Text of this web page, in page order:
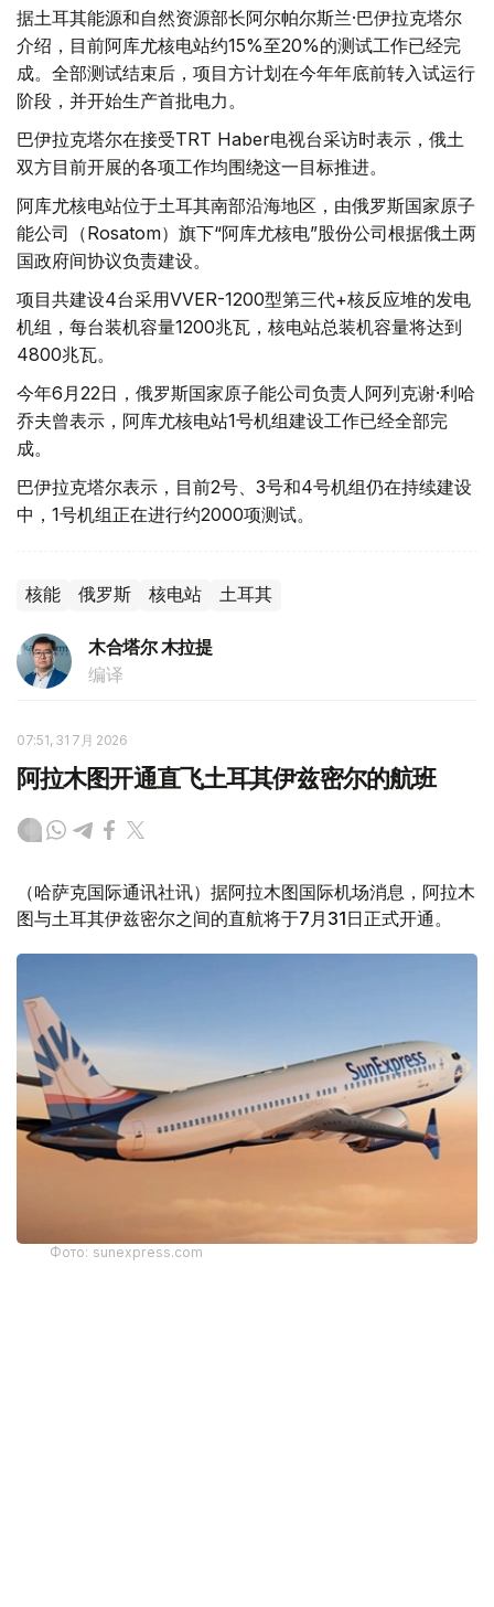
据土耳其能源和自然资源部长阿尔帕尔斯兰·巴伊拉克塔尔
介绍，目前阿库尤核电站约15%至20%的测试工作已经完
成。全部测试结束后，项目方计划在今年年底前转入试运行
阶段，并开始生产首批电力。
巴伊拉克塔尔在接受TRT Haber电视台采访时表示，俄土
双方目前开展的各项工作均围绕这一目标推进。
阿库尤核电站位于土耳其南部沿海地区，由俄罗斯国家原子
能公司（Rosatom）旗下“阿库尤核电”股份公司根据俄土两
国政府间协议负责建设。
项目共建设4台采用VVER-1200型第三代+核反应堆的发电
机组，每台装机容量1200兆瓦，核电站总装机容量将达到
4800兆瓦。
今年6月22日，俄罗斯国家原子能公司负责人阿列克谢·利哈
乔夫曾表示，阿库尤核电站1号机组建设工作已经全部完
成。
巴伊拉克塔尔表示，目前2号、3号和4号机组仍在持续建设
中，1号机组正在进行约2000项测试。
核能 俄罗斯 核电站 土耳其
木合塔尔 木拉提
编译
07:51, 31 7月 2026
阿拉木图开通直飞土耳其伊兹密尔的航班
（哈萨克国际通讯社讯）据阿拉木图国际机场消息，阿拉木
图与土耳其伊兹密尔之间的直航将于7月31日正式开通。
Фото: sunexpress.com